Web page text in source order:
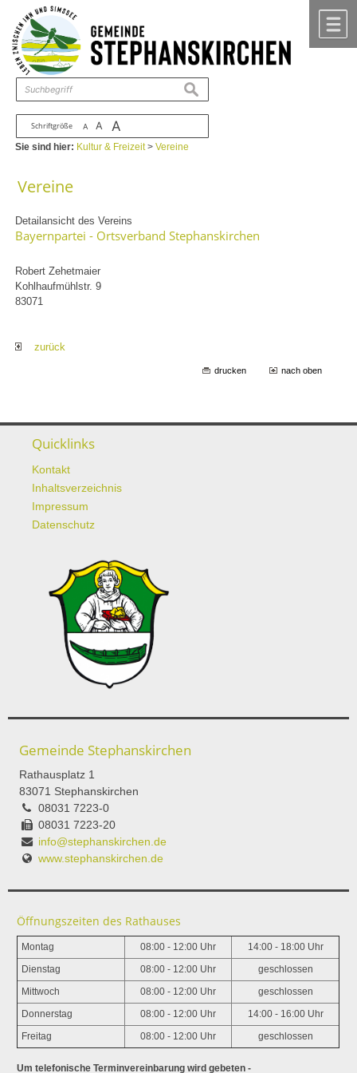
Zum Inhalt ,zur Navigation
Schriftgröße A A A
suchen
Sie sind hier: Kultur & Freizeit>Vereine
Vereine
Detailansicht des Vereins
Bayernpartei - Ortsverband Stephanskirchen
Robert Zehetmaier
Kohlhaufmühlstr. 9
83071
zurück
drucken nach oben
Quicklinks
Kontakt
Inhaltsverzeichnis
Impressum
Datenschutz
Gemeinde Stephanskirchen
Rathausplatz 1
83071 Stephanskirchen
08031 7223-0
08031 7223-20
info@stephanskirchen.de
www.stephanskirchen.de
Öffnungszeiten des Rathauses
Montag 08:00 - 12:00 Uhr 14:00 - 18:00 Uhr
Dienstag 08:00 - 12:00 Uhr geschlossen
Mittwoch 08:00 - 12:00 Uhr geschlossen
Donnerstag 08:00 - 12:00 Uhr 14:00 - 16:00 Uhr
Freitag 08:00 - 12:00 Uhr geschlossen
Um telefonische Terminvereinbarung wird gebeten -